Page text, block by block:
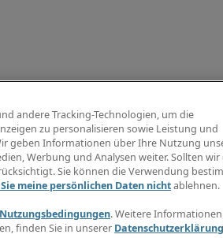
Info Center
Jobübersicht
Gehaltsübersicht
E-Learning
andere Tracking-Technologien, um die
zu personalisieren sowie Leistung und
geben Informationen über Ihre Nutzung
Werbung und Analysen weiter. Sollten wir
Sie können die Verwendung
meine persönlichen Daten nichtablehnen.
Nutzungsbedingungen. Weitere Informationen
finden Sie in unserer Datenschutzerklärung